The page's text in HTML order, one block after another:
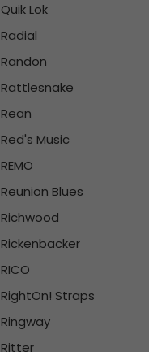
Quik Lok
Radial
Randon
Rattlesnake
Rean
Red's Music
REMO
Reunion Blues
Richwood
Rickenbacker
RICO
RightOn! Straps
Ringway
Ritter